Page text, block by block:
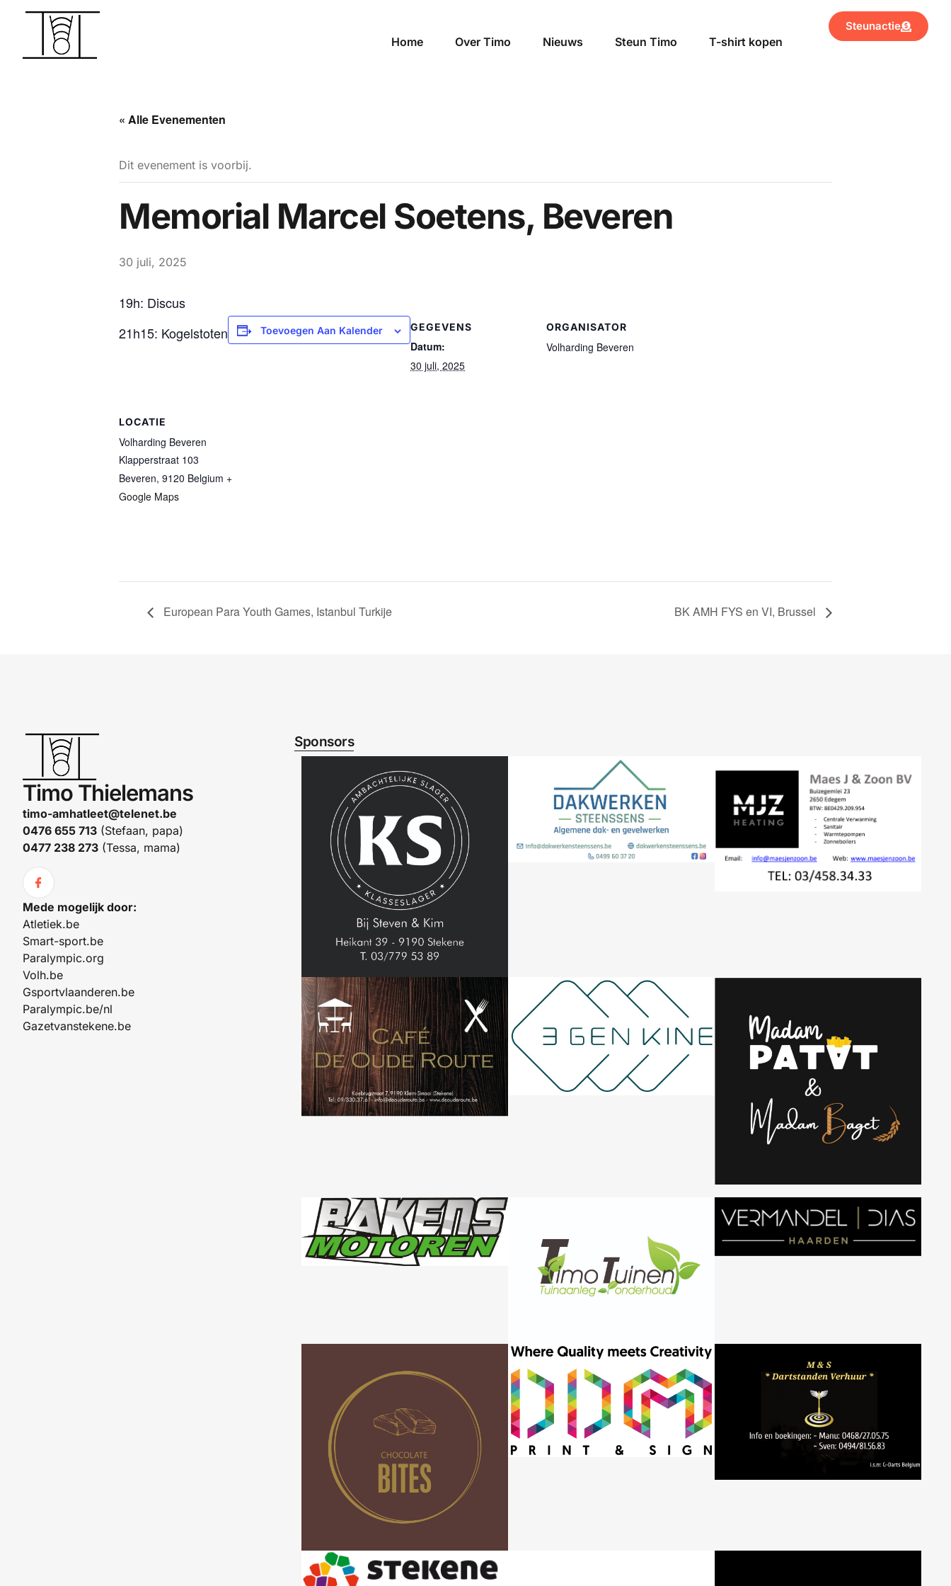
Home Over Timo Nieuws Steun Timo T-shirt kopen
Steunactie
« Alle Evenementen
Dit evenement is voorbij.
Memorial Marcel Soetens, Beveren
30 juli, 2025
19h: Discus
21h15: Kogelstoten
Toevoegen Aan Kalender GEGEVENS
Datum:
30 juli, 2025
ORGANISATOR
Volharding Beveren
LOCATIE
Volharding Beveren
Klapperstraat 103
Beveren, 9120 Belgium +
Google Maps
European Para Youth Games, Istanbul Turkije BK AMH FYS en VI, Brussel
Timo Thielemans
timo-amhatleet@telenet.be
0476 655 713 (Stefaan, papa)
0477 238 273 (Tessa, mama)
Mede mogelijk door:
Atletiek.be
Smart-sport.be
Paralympic.org
Volh.be
Gsportvlaanderen.be
Paralympic.be/nl
Gazetvanstekene.be
Sponsors